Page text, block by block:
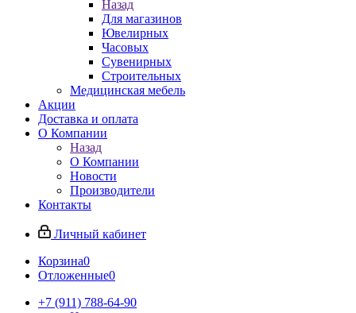
Назад
Для магазинов
Ювелирных
Часовых
Сувенирных
Строительных
Медицинская мебель
Акции
Доставка и оплата
О Компании
Назад
О Компании
Новости
Производители
Контакты
Личный кабинет
Корзина0
Отложенные0
+7 (911) 788-64-90